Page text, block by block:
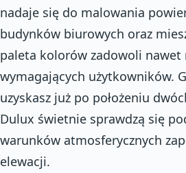
nadaje się do malowania
budynków biurowych oraz
paleta kolorów zadowoli nawet
wymagających użytkowników.
uzyskasz już po położeniu
Dulux świetnie sprawdzą się
warunków atmosferycznych
elewacji.